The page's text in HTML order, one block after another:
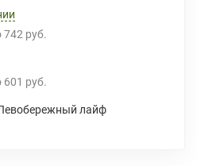
742 руб.
601 руб.
лайф